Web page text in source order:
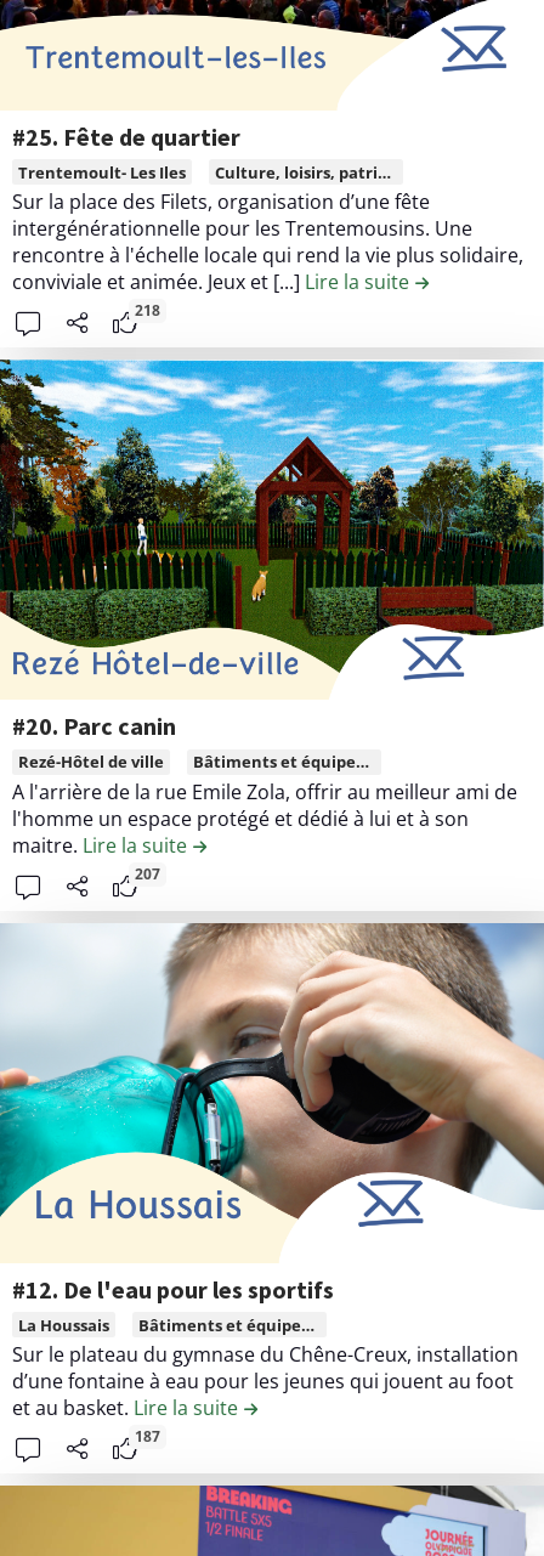
a
B
l
i
n
i
è
r
e
l
a
l
e
r
c
o
l
l
e
c
t
i
f
l
n
r
i
b
u
t
i
o
n
#
1
6
.
P
i
n
g
-
p
o
n
g
à
P
r
a
u
#25. Fête de quartier
L
i
r
e
l
e
c
o
n
t
e
n
u
d
e
l
a
c
n
r
i
b
t
i
5
.
F
t
e
q
u
a
r
t
i
Trentemoult- Les Iles Culture, loisirs, patrimoine
Sur la place des Filets, organisation d’une fête
intergénérationnelle pour les Trentemousins. Une
rencontre à l'échelle locale qui rend la vie plus solidaire,
conviviale et animée. Jeux et [...] Lire la suite de la
218
#20. Parc canin
L
i
r
e
l
e
c
n
u
d
l
o
t
r
i
u
t
Rezé-Hôtel de ville Bâtiments et équipement publics
A l'arrière de la rue Emile Zola, offrir au meilleur ami de
l'homme un espace protégé et dédié à lui et à son
maitre. Lire la suite de la contribution #20. Parc canin
207
#12. De l'eau pour les sportifs
L
i
r
e
l
e
c
La Houssais Bâtiments et équipement publics
Sur le plateau du gymnase du Chêne-Creux, installation
d’une fontaine à eau pour les jeunes qui jouent au foot
et au basket. Lire la suite de la contribution #12. De l'eau
187